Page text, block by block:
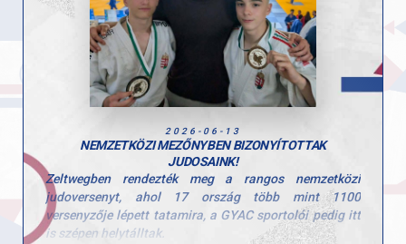
2026-06-13
NEMZETKÖZI MEZŐNYBEN BIZONYÍTOTTAK
JUDOSAINK!
Zeltwegben rendezték meg a rangos nemzetközi
judoversenyt, ahol 17 ország több mint 1100
versenyzője lépett tatamira, a GYAC sportolói pedig itt
is szépen helytálltak.